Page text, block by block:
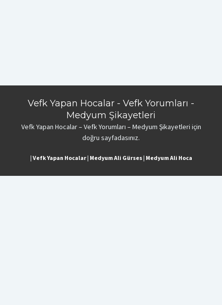
Vefk Yapan Hocalar - Vefk Yorumları -
Medyum Şikayetleri
Vefk Yapan Hocalar – Vefk Yorumları – Medyum Şikayetleri için
doğru sayfadasınız.
| Vefk Yapan Hocalar| Medyum Ali Gürses| Medyum Ali Hoca